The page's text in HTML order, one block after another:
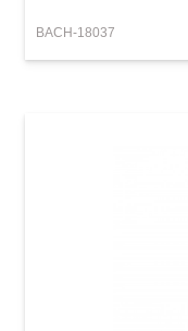
BACH-18037